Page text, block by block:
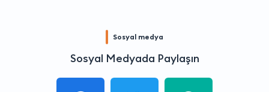
Sosyal medya
Sosyal Medyada Paylaşın